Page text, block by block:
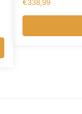
€338,99